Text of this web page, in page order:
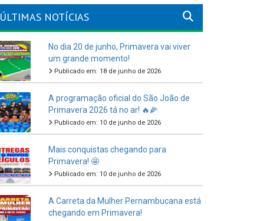
ÚLTIMAS NOTÍCIAS
No dia 20 de junho, Primavera vai viver
um grande momento!
Publicado em: 18 de junho de 2026
A programação oficial do São João de
Primavera 2026 tá no ar! 🔥🌽
Publicado em: 10 de junho de 2026
Mais conquistas chegando para
Primavera! 🤩
Publicado em: 10 de junho de 2026
A Carreta da Mulher Pernambucana está
chegando em Primavera!